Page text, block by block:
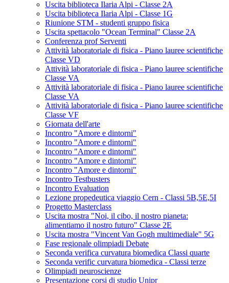
Uscita biblioteca Ilaria Alpi - Classe 2A
Uscita biblioteca Ilaria Alpi - Classe 1G
Riunione STM - studenti gruppo fisica
Uscita spettacolo "Ocean Terminal" Classe 2A
Conferenza prof Serventi
Attività laboratoriale di fisica - Piano lauree scientifiche
Classe VD
Attività laboratoriale di fisica - Piano lauree scientifiche
Classe VA
Attività laboratoriale di fisica - Piano lauree scientifiche
Classe VA
Attività laboratoriale di fisica - Piano lauree scientifiche
Classe VF
Giornata dell'arte
Incontro "Amore e dintorni"
Incontro "Amore e dintorni"
Incontro "Amore e dintorni"
Incontro "Amore e dintorni"
Incontro "Amore e dintorni"
Incontro Testbusters
Incontro Evaluation
Lezione propedeutica viaggio Cern - Classi 5B,5E,5I
Progetto Masterclass
Uscita mostra "Noi, il cibo, il nostro pianeta:
alimentiamo il nostro futuro" Classe 2E
Uscita mostra "Vincent Van Gogh multimediale" 5G
Fase regionale olimpiadi Debate
Seconda verifica curvatura biomedica Classi quarte
Seconda verific curvatura biomedica - Classi terze
Olimpiadi neuroscienze
Presentazione corsi di studio Unipr